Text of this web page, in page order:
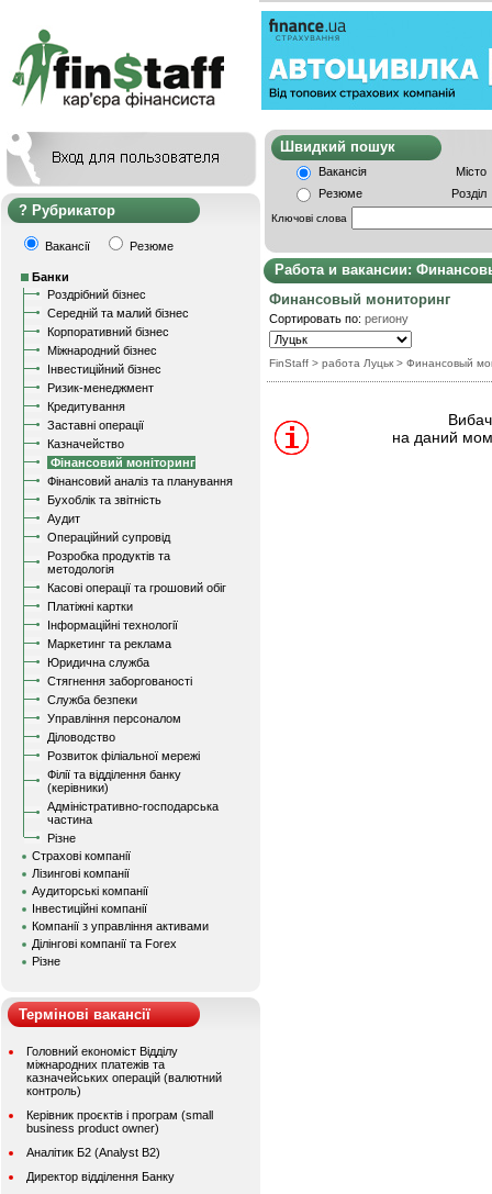
Рубрикатор
Вакансії Резюме
Банки
Роздрібний бізнес
Середній та малий бізнес
Корпоративний бізнес
Міжнародний бізнес
Інвестиційний бізнес
Ризик-менеджмент
Кредитування
Заставні операції
Казначейство
Фінансовий моніторинг
Фінансовий аналіз та планування
Бухоблік та звітність
Аудит
Операційний супровід
Розробка продуктів та
методологія
Касові операції та грошовий обіг
Платіжні картки
Інформаційні технології
Маркетинг та реклама
Юридична служба
Стягнення заборгованості
Служба безпеки
Управління персоналом
Діловодство
Розвиток філіальної мережі
Філії та відділення банку
(керівники)
Адміністративно-господарська
частина
Різне
Страхові компанії
Лізингові компанії
Аудиторські компанії
Інвестиційні компанії
Компанії з управління активами
Ділінгові компанії та Forex
Різне
Термінові вакансії
Головний економіст Відділу
міжнародних платежів та
казначейських операцій (валютний
контроль)
Керівник проєктів і програм (small
business product owner)
Аналітик Б2 (Analyst B2)
Директор відділення Банку
Швидкий
Вакансія
Місто
Резюме
Розділ
Ключові слова
Работа и вакансии:
Финансовый мониторинг
Сортировать по: региону
FinStaff > работа Луцьк > Финансовый
на даний